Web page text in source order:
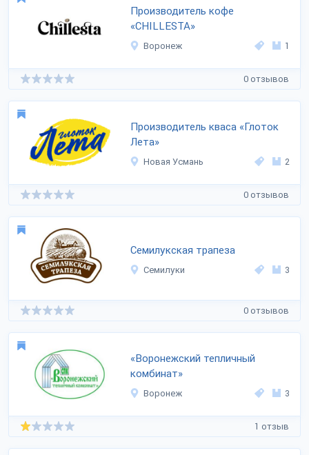
Производитель кофе
«CHILLESTA»
Воронеж 1
0 отзывов
Производитель кваса «Глоток
Лета»
Новая Усмань 2
0 отзывов
Семилукская трапеза
Семилуки 3
0 отзывов
«Воронежский тепличный
комбинат»
Воронеж 3
1 отзыв